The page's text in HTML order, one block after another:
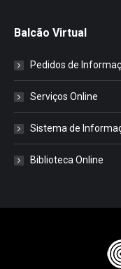
Balcão Virtual
Pedidos de
Serviços Online
Sistema de
Biblioteca Online